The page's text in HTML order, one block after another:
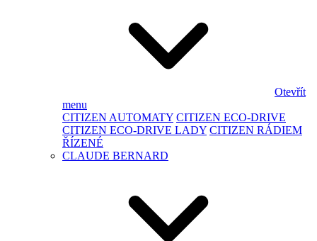
Otevřít
menu
CITIZEN AUTOMATY CITIZEN ECO-DRIVE
CITIZEN ECO-DRIVE LADY CITIZEN RÁDIEM
ŘÍZENÉ
CLAUDE BERNARD